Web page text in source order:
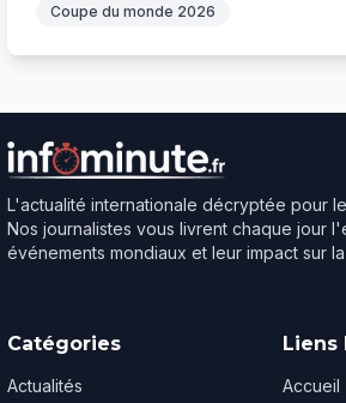
Coupe du monde 2026
L'actualité internationale décryptée pour
Nos journalistes vous livrent chaque jour
événements mondiaux et leur impact sur
Catégories
Actualités
Liens
Accueil